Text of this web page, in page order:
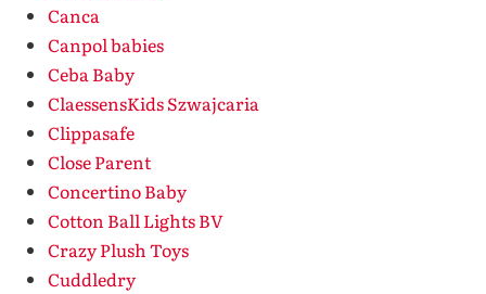
Canca
Canpol babies
Ceba Baby
ClaessensKids Szwajcaria
Clippasafe
Close Parent
Concertino Baby
Cotton Ball Lights BV
Crazy Plush Toys
Cuddledry